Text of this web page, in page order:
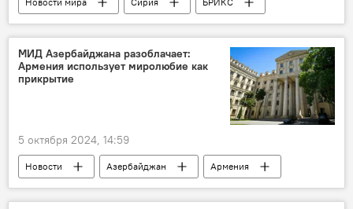
Политика
Турция
Реджеп Тайип Эрдоган
Саммит
Казань Россия
МИД Азербайджана разоблачает:
Армения использует миролюбие как
прикрытие
5 октября 2024, 14:59
Новости Азербайджан
Армения
Южный Кавказ
Политика